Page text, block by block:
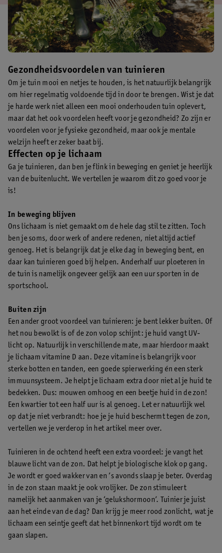
Gezondheidsvoordelen van tuinieren
Om je tuin mooi en netjes te houden, is het natuurlijk belangrijk
om hier regelmatig voldoende tijd in door te brengen. Wist je dat
je harde werk niet alleen een mooi onderhouden tuin oplevert,
maar dat het ook voordelen heeft voor je gezondheid? Zo zijn er
voordelen voor je fysieke gezondheid, maar ook je mentale
welzijn heeft er zeker baat bij.
Effecten op je lichaam
Ga je tuinieren, dan ben je flink in beweging en geniet je heerlijk
van de buitenlucht. We vertellen je waarom dit zo goed voor je
is!
In beweging blijven
Ons lichaam is niet gemaakt om de hele dag stil te zitten. Toch
ben je soms, door werk of andere redenen, niet altijd actief
genoeg. Het is belangrijk dat je elke dag in beweging bent, en
daar kan tuinieren goed bij helpen. Anderhalf uur ploeteren in
de tuin is namelijk ongeveer gelijk aan een uur sporten in de
sportschool.
Buiten zijn
Een ander groot voordeel van tuinieren: je bent lekker buiten. Of
het nou bewolkt is of de zon volop schijnt: je huid vangt UV-
licht op. Natuurlijk in verschillende mate, maar hierdoor maakt
je lichaam vitamine D aan. Deze vitamine is belangrijk voor
sterke botten en tanden, een goede spierwerking én een sterk
immuunsysteem. Je helpt je lichaam extra door niet al je huid te
bedekken. Dus: mouwen omhoog en een beetje huid in de zon!
Een kwartier tot een half uur is al genoeg. Let er natuurlijk wel
op dat je niet verbrandt: hoe je je huid beschermt tegen de zon,
vertellen we je verderop in het artikel meer over.
Tuinieren in de ochtend heeft een extra voordeel: je vangt het
blauwe licht van de zon. Dat helpt je biologische klok op gang.
Je wordt er goed wakker van en ’s avonds slaap je beter. Overdag
in de zon staan maakt je ook vrolijker. De zon stimuleert
namelijk het aanmaken van je ‘gelukshormoon’. Tuinier je juist
aan het einde van de dag? Dan krijg je meer rood zonlicht, wat je
lichaam een seintje geeft dat het binnenkort tijd wordt om te
gaan slapen.